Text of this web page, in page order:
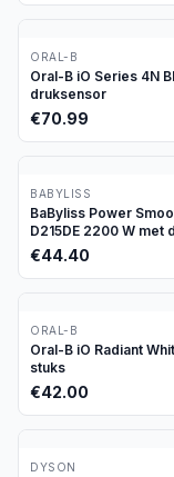
ORAL-B
Oral-B iO Series 4N
druksensor
€70.99
BABYLISS
BaByliss Power
D215DE 2200 W met
€44.40
ORAL-B
Oral-B iO Radiant
stuks
€42.00
DYSON